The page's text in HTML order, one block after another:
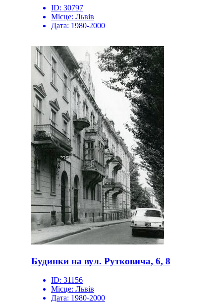
ID: 30797
Місце: Львів
Дата: 1980-2000
Будинки на вул. Рутковича, 6, 8
ID: 31156
Місце: Львів
Дата: 1980-2000